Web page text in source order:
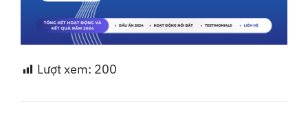
Lượt xem: 200